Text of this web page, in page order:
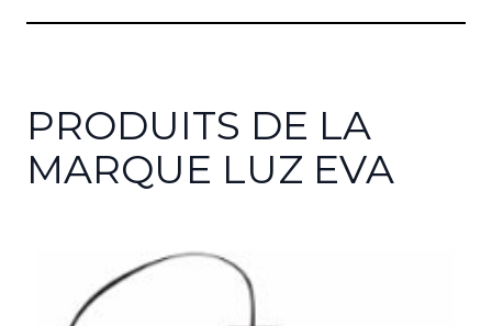
PRODUITS DE LA
MARQUE LUZ EVA